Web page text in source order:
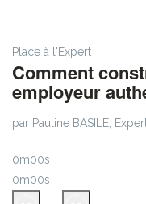
Place à l'Expert
Comment
employeur
par Pauline BASILE,
0m00s
0m00s